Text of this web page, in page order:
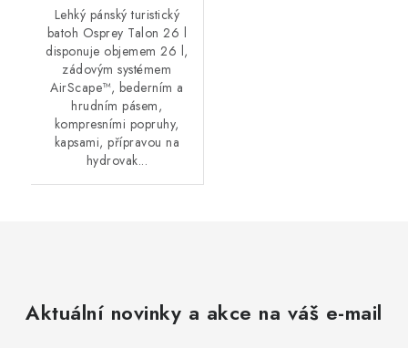
Lehký pánský turistický
batoh Osprey Talon 26 l
disponuje objemem 26 l,
zádovým systémem
AirScape™, bederním a
hrudním pásem,
kompresními popruhy,
kapsami, přípravou na
hydrovak...
Aktuální novinky a akce na váš e-mail